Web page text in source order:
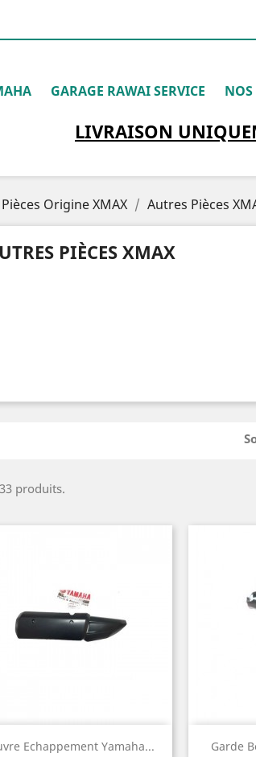
GARAGE RAWAI SERVICE
LIVRAISON
Pièces Origine XMAX Autres Pièces
PIÈCES XMAX
produits.
Echappement Yamaha...
Aperçu rapide Garde